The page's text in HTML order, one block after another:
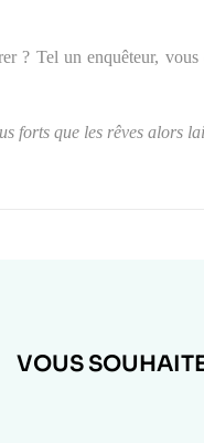
? Tel un enquêteur,
forts que les rêves alors
VOUS